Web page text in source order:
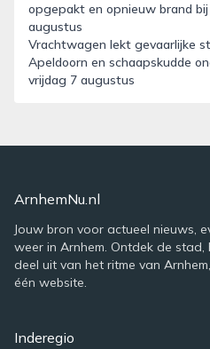
opgepakt en opnieuw brand
augustus
Vrachtwagen lekt gevaarlijke
Apeldoorn en schaapskudde
vrijdag 7 augustus
ArnhemNu.nl
Jouw bron voor actueel nieuws,
weer in Arnhem. Ontdek de
deel uit van het ritme van
één website.
Inderegio